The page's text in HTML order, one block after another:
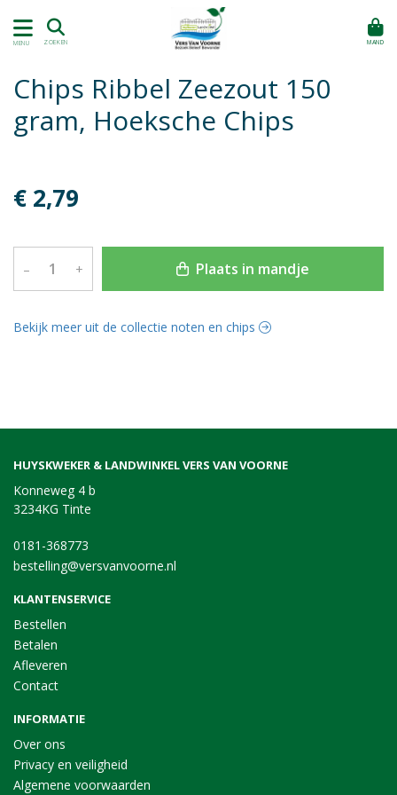
MENU ZOEKEN MAND
Chips Ribbel Zeezout 150
gram, Hoeksche Chips
€ 2,79
– + Plaats in mandje
Bekijk meer uit de collectie noten en chips
HUYSKWEKER & LANDWINKEL VERS VAN VOORNE
Konneweg 4 b
3234KG Tinte
0181-368773
bestelling@versvanvoorne.nl
KLANTENSERVICE
Bestellen
Betalen
Afleveren
Contact
INFORMATIE
Over ons
Privacy en veiligheid
Algemene voorwaarden